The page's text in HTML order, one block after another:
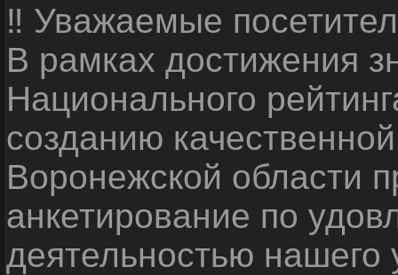
‼ Уважаемые
В рамках достижения
Национального
созданию
Воронежской области
анкетирование по
деятельностью нашего